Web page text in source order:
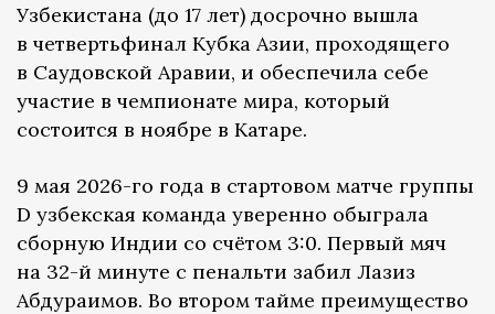
Узбекистана (до 17 лет) досрочно вышла
в четвертьфинал Кубка Азии, проходящего
в Саудовской Аравии, и обеспечила себе
участие в чемпионате мира, который
состоится в ноябре в Катаре.
9 мая 2026-го года в стартовом матче группы
D узбекская команда уверенно обыграла
сборную Индии со счётом 3:0. Первый мяч
на 32-й минуте с пенальти забил Лазиз
Абдураимов. Во втором тайме преимущество